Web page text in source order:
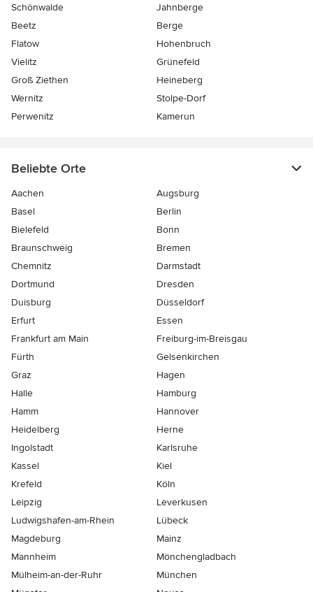
Schönwalde
Jahnberge
Beetz
Berge
Flatow
Hohenbruch
Vielitz
Grünefeld
Groß Ziethen
Heineberg
Wernitz
Stolpe-Dorf
Perwenitz
Kamerun
Beliebte Orte
Aachen
Augsburg
Basel
Berlin
Bielefeld
Bonn
Braunschweig
Bremen
Chemnitz
Darmstadt
Dortmund
Dresden
Duisburg
Düsseldorf
Erfurt
Essen
Frankfurt am Main
Freiburg-im-Breisgau
Fürth
Gelsenkirchen
Graz
Hagen
Halle
Hamburg
Hamm
Hannover
Heidelberg
Herne
Ingolstadt
Karlsruhe
Kassel
Kiel
Krefeld
Köln
Leipzig
Leverkusen
Ludwigshafen-am-Rhein
Lübeck
Magdeburg
Mainz
Mannheim
Mönchen­gladbach
Mülheim-an-der-Ruhr
München